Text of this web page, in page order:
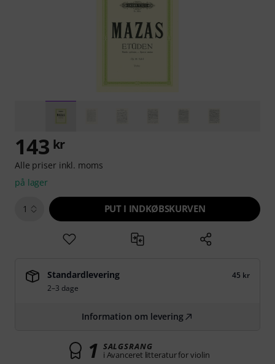
143 kr
Alle priser inkl. moms
på lager
1 PUT I INDKØBSKURVEN
Standardlevering
45 kr
2–3 dage
Information om levering
1 SALGSRANG
i Avanceret litteratur for violin